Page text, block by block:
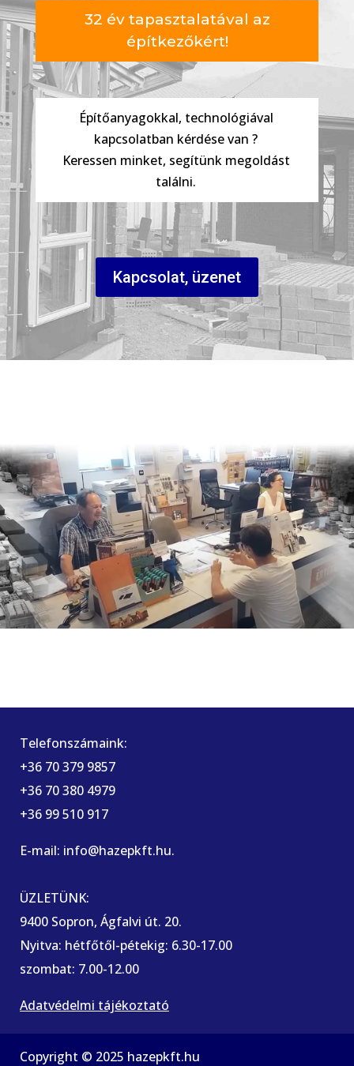
32 év tapasztalatával az
építkezőkért!
Építőanyagokkal, technológiával
kapcsolatban kérdése van ?
Keressen minket, segítünk megoldást
találni.
Kapcsolat, üzenet
Telefonszámaink:
+36 70 379 9857
+36 70 380 4979
+36 99 510 917
E-mail: info@hazepkft.hu.
ÜZLETÜNK:
9400 Sopron, Ágfalvi út. 20.
Nyitva: hétfőtől-pétekig: 6.30-17.00
szombat: 7.00-12.00
Adatvédelmi tájékoztató
Copyright © 2025 hazepkft.hu